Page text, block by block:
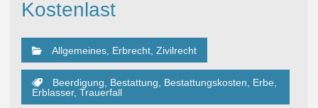
Kostenlast
Allgemeines Erbrecht Zivilrecht
Beerdigung Bestattung Bestattungskosten Erbe
Erblasser, Trauerfall